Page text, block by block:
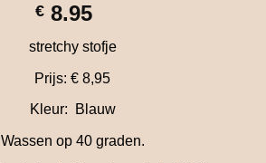
€8.95
stretchy stofje
Prijs: € 8,95
Kleur: Blauw
Wassen op 40 graden.